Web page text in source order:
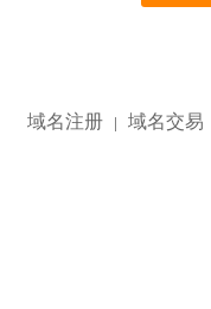
域名注册 | 域名交易